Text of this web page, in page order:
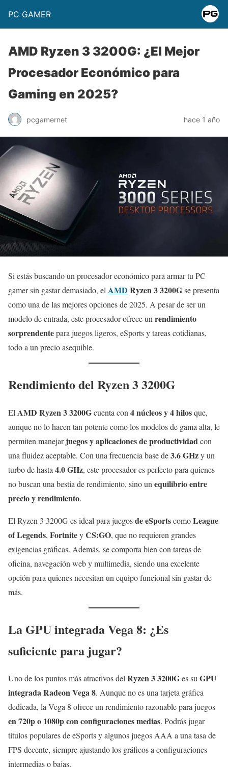
PC GAMER
AMD Ryzen 3 3200G: ¿El Mejor
Procesador Económico para
Gaming en 2025?
pcgamernet hace 1 año
Si estás buscando un procesador económico para armar tu PC
gamer sin gastar demasiado, el AMD Ryzen 3 3200Gse presenta
como una de las mejores opciones de 2025. A pesar de ser un
modelo de entrada, este procesador ofrece un rendimiento
sorprendentepara juegos ligeros, eSports y tareas cotidianas,
todo a un precio asequible.
Rendimiento del Ryzen 3 3200G
El AMD Ryzen 3 3200Gcuenta con 4 núcleos y 4 hilosque,
aunque no lo hacen tan potente como los modelos de gama alta, le
permiten manejarjuegos y aplicaciones de productividadcon
una fluidez aceptable. Con una frecuencia base de3.6 GHzy un
turbo de hasta 4.0 GHz, este procesador es perfecto para quienes
no buscan una bestia de rendimiento, sino un equilibrio entre
precio y rendimiento.
El Ryzen 3 3200G es ideal para juegosde eSportscomoLeague
of Legends, FortniteyCS:GO, que no requieren grandes
exigencias gráficas. Además, se comporta bien con tareas de
oficina, navegación web y multimedia, siendo una excelente
opción para quienes necesitan un equipo funcional sin gastar de
más.
La GPU integrada Vega 8: ¿Es
suficiente para jugar?
Uno de los puntos más atractivos delRyzen 3 3200Ges suGPU
integrada Radeon Vega 8. Aunque no es una tarjeta gráfica
dedicada, la Vega 8 ofrece un rendimiento razonable para juegos
en 720p o 1080p con configuraciones medias. Podrás jugar
títulos populares de eSports y algunos juegos AAA a una tasa de
FPS decente, siempre ajustando los gráficos a configuraciones
intermedias o bajas.